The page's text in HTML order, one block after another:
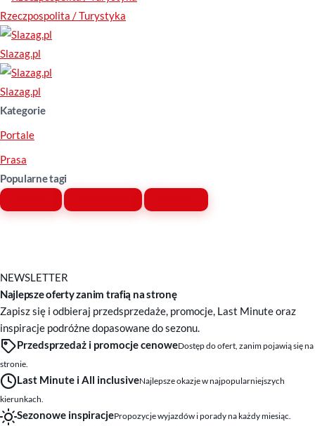
Rzeczpospolita / Turystyka
Slazag.pl
Slazag.pl
Kategorie
Portale
Prasa
Popularne tagi
NEWSLETTER
Najlepsze oferty zanim trafią na stronę
Zapisz się i odbieraj przedsprzedaże, promocje, Last Minute oraz
inspiracje podróżne dopasowane do sezonu.
Przedsprzedaż i promocje cenoweDostęp do ofert, zanim pojawią się na
stronie.
Last Minute i All inclusiveNajlepsze okazje w najpopularniejszych
kierunkach.
Sezonowe inspiracjePropozycje wyjazdów i porady na każdy miesiąc.